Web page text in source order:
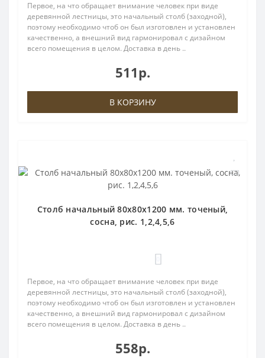
Первое, на что обращает внимание человек при виде
деревянной лестницы, это начальный столб (заходной),
поэтому необходимо чтоб он был изготовлен и установлен
качественно, а внешний вид гармонировал с дизайном
всего помещения в целом. Доставка в день ..
511р.
В КОРЗИНУ
Столб начальный 80х80х1200 мм. точеный,
сосна, рис. 1,2,4,5,6
Первое, на что обращает внимание человек при виде
деревянной лестницы, это начальный столб (заходной),
поэтому необходимо чтоб он был изготовлен и установлен
качественно, а внешний вид гармонировал с дизайном
всего помещения в целом. Доставка в день ..
558р.